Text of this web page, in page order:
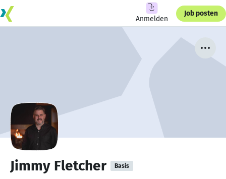
Anmelden
Job posten
Jimmy Fletcher Basis